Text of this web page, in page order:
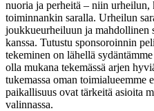
nuoria ja perheitä – niin
toiminnankin saralla. Urheilun
joukkueurheiluun ja mahdollinen
kanssa. Tutustu sponsoroinnin
tekeminen on lähellä
olla mukana tekemässä arjen
tukemassa oman toimialueemme
paikallisuus ovat tärkeitä asioita
valinnassa.